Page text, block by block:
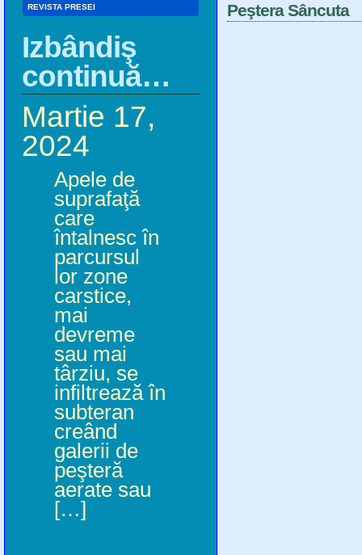
REVISTA PRESEI
Izbândiş
continuă…
Martie 17,
2024
Apele de
suprafaţă
care
întalnesc în
parcursul
lor zone
carstice,
mai
devreme
sau mai
târziu, se
infiltrează în
subteran
creând
galerii de
peşteră
aerate sau
[…]
Peştera Sâncuta